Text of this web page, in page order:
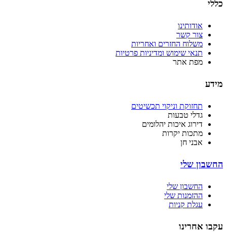
כללי
אודותינו
צור קשר
משלוח החזרים ואחריות
תנאי שימוש ומדיניות פרטיות
מפת אתר
מידע
תחזוקת וניקוי תכשיטים
גדלי טבעות
דירוג איכות יהלומים
מתכות יקרות
אבני חן
החשבון שלי
החשבון שלי
ההזמנות שלי
עגלת קניות
עקבו אחרינו